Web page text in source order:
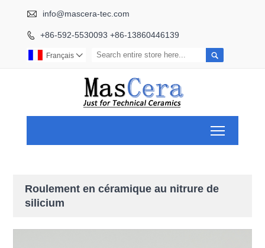
 info@mascera-tec.com
 +86-592-5530093 +86-13860446139

Français 
Roulement en céramique au nitrure de
silicium